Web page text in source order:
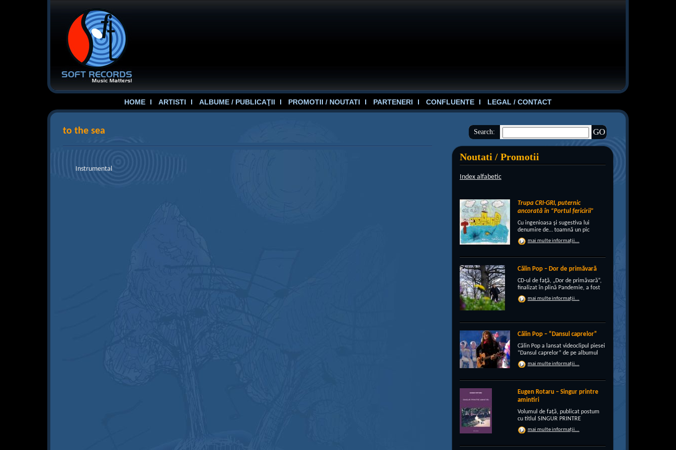
HOME ARTISTI ALBUME / PUBLICAŢII PROMOTII / NOUTATI PARTENERI CONFLUENTE LEGAL / CONTACT
Search:
Noutati / Promotii
Index alfabetic
Trupa CRI-GRI, puternic
ancorată în “Portul fericirii”
Cu ingenioasa şi sugestiva lui
denumire de… toamnă un pic
“încruntată”, elegant suprapusă
unei existenţe de peste un sfert de
voios anotimpul ruginiu al
melancoliilor de tot soiul, cu un nou
[…]
mai multe informații...
Călin Pop – Dor de primăvară
CD-ul de faţă, „Dor de primăvară”,
finalizat în plină Pandemie, a fost
conceput, pe de-a intregul, de
rocker-ul Călin Pop, inconfundabil
publică electrizantă, de
experimentat vocalist […]
mai multe informații...
Călin Pop – “Dansul caprelor”
Călin Pop a lansat videoclipul piesei
“Dansul caprelor” de pe albumul
“Ritual de iarnă”. Premiera a avut
loc pe 27.12.2020 pe canalul
Jocul caprei este un obicei întâlnit
în perioada […]
mai multe informații...
Eugen Rotaru – Singur printre
amintiri
Volumul de față, publicat postum
cu titlul SINGUR PRINTRE
AMINTIRI, este o confesiune a lui
Eugen Rotaru despre bunii lui
unul, și l-au lăsat din ce în ce mai
mai multe informații...
to the sea
Instrumental